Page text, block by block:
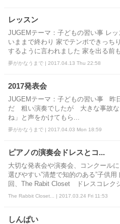
レッスン
JUGEMテーマ：子どもの習い事 レ
いままで終わり 家でテンポできっち
するように言われました 家を出る前も
夢がかなうまで | 2017.04.13 Thu 22:58
2017発表会
JUGEMテーマ：子どもの習い事 昨
だ 粗い演奏でしたが 大きな事故
ね」と声をかけてもら...
夢がかなうまで | 2017.04.03 Mon 18:59
ピアノの演奏会ドレスとコ...
大切な発表会や演奏会、コンクール
選びやすい”清楚で知的のある”子供
回、The Rabit Closet ドレスコレク
The Rabbit Closet... | 2017.03.24 Fri 11:53
しんぱい